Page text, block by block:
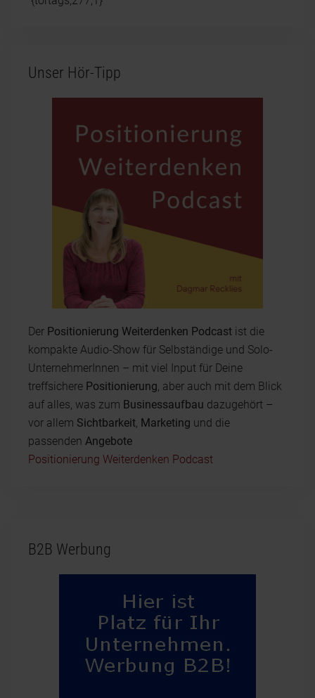
Unser Hör-Tipp
Der Positionierung Weiterdenken Podcast ist die
kompakte Audio-Show für Selbständige und Solo-
UnternehmerInnen – mit viel Input für Deine
treffsichere Positionierung , aber auch mit dem Blick
auf alles, was zum Businessaufbau dazugehört –
vor allem Sichtbarkeit Marketing und die
passenden Angebote
Positionierung Weiterdenken Podcast
B2B Werbung